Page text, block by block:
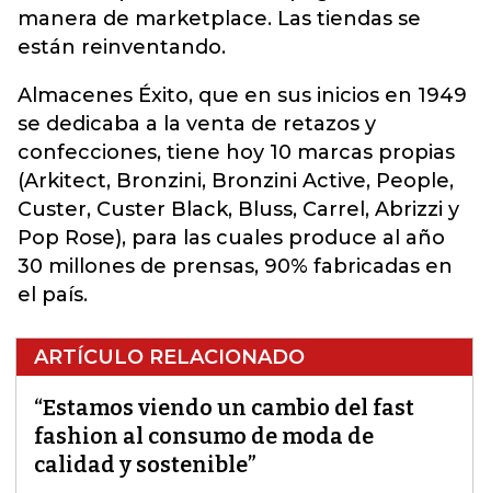
manera de marketplace. Las tiendas se
están reinventando.
Almacenes Éxito, que en sus inicios en 1949
se dedicaba a la venta de retazos y
confecciones, tiene hoy 10 marcas propias
(Arkitect, Bronzini, Bronzini Active, People,
Custer, Custer Black, Bluss, Carrel, Abrizzi y
Pop Rose), para las cuales produce al año
30 millones de prensas, 90% fabricadas en
el país.
ARTÍCULO RELACIONADO
“Estamos viendo un cambio del fast
fashion al consumo de moda de
calidad y sostenible”